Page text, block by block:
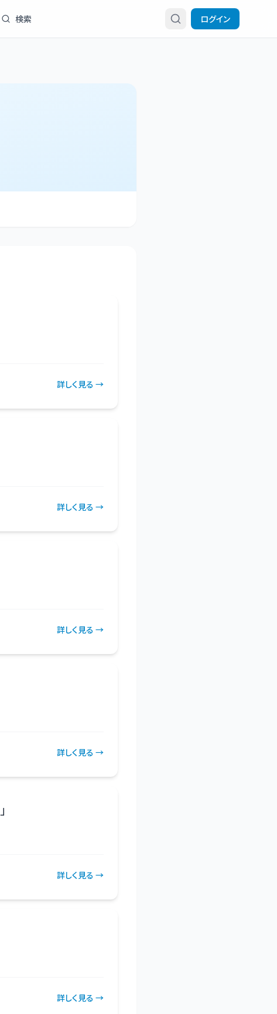
検索 ログイン
詳しく見る →
詳しく見る →
詳しく見る →
詳しく見る →
」
詳しく見る →
詳しく見る →